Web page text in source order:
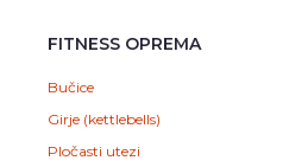
FITNESS OPREMA
Bučice
Girje (kettlebells)
Pločasti utezi